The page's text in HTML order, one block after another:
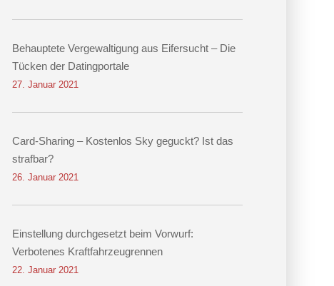
Behauptete Vergewaltigung aus Eifersucht – Die
Tücken der Datingportale
27. Januar 2021
Card-Sharing – Kostenlos Sky geguckt? Ist das
strafbar?
26. Januar 2021
Einstellung durchgesetzt beim Vorwurf:
Verbotenes Kraftfahrzeugrennen
22. Januar 2021